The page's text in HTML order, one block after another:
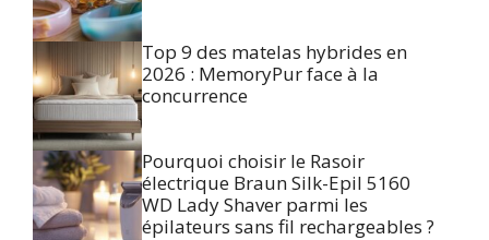
Top 9 des matelas hybrides en
2026 : MemoryPur face à la
concurrence
Pourquoi choisir le Rasoir
électrique Braun Silk-Epil 5160
WD Lady Shaver parmi les
épilateurs sans fil rechargeables ?